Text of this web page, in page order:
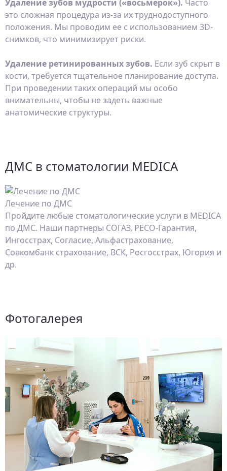
Удаление зубов мудрости («восьмерок»). Часто
это сложная процедура из-за их труднодоступного
положения. Мы проводим ее с использованием 3D-
снимков, что минимизирует риски.
Удаление ретинированных зубов. Если зуб скрыт в
кости, требуется тщательное планирование доступа.
При проведении таких операций мы особо
внимательны, чтобы не задеть важные
анатомические структуры.
ДМС в стоматологии MEDICA
Лечение по ДМС
Пройдите любые стоматологические услуги в MEDICA
по ДМС. Наши партнеры СОГАЗ, РЕСО-Гарантия,
Ингосстрах, Согласие, Альфастрахование,
Совкомбанк страхование, ВСК, Росгосстрах, Югория и
др.
Фотогалерея